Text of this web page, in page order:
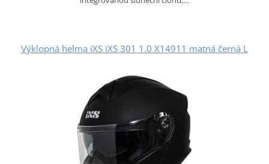
Výklopná helma iXS iXS 301 1.0 X14911 matná černá L